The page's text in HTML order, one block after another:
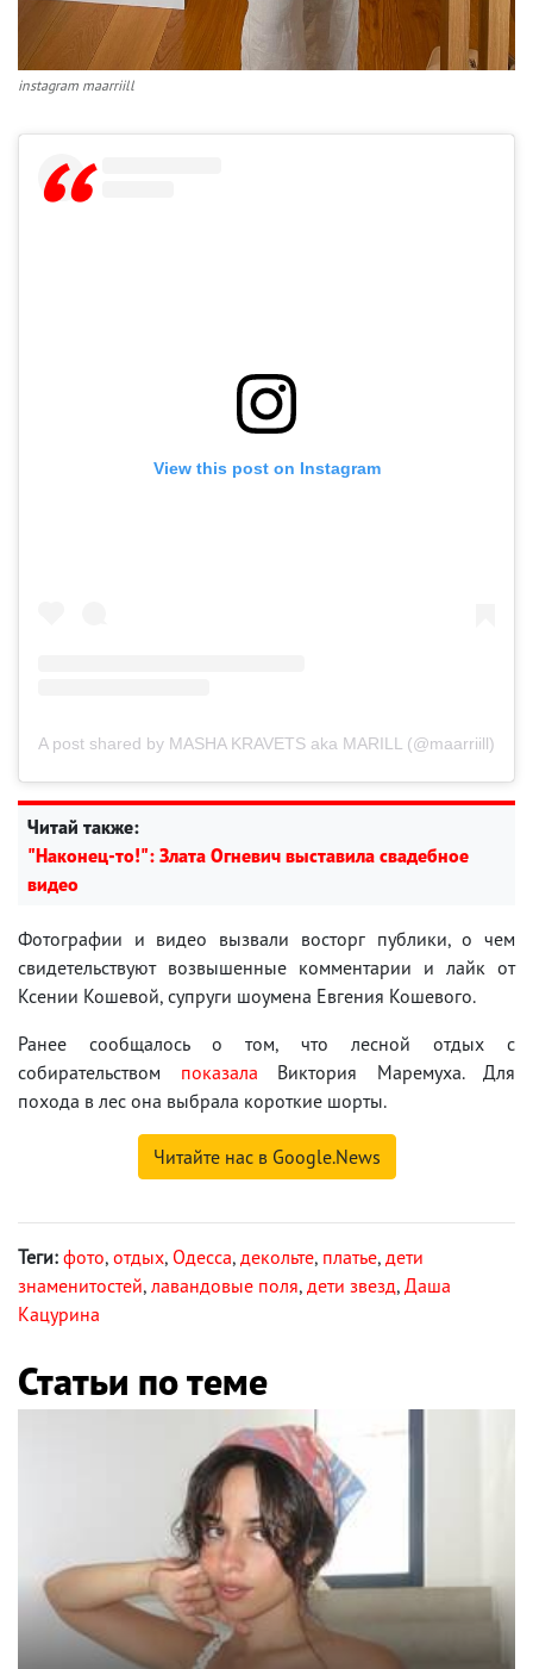
instagram maarriill
View this post on Instagram
A post shared by MASHA KRAVETS aka MARILL (@maarriill)
Читай также:
"Наконец-то!": Злата Огневич выставила свадебное
видео
Фотографии и видео вызвали восторг публики, о чем
свидетельствуют возвышенные комментарии и лайк от
Ксении Кошевой, супруги шоумена Евгения Кошевого.
Ранее сообщалось о том, что лесной отдых с
собирательством показала Виктория Маремуха. Для
похода в лес она выбрала короткие шорты.
Читайте нас в Google.News
Теги: фото, отдых, Одесса, декольте, платье, дети
знаменитостей, лавандовые поля, дети звезд, Даша
Кацурина
Статьи по теме